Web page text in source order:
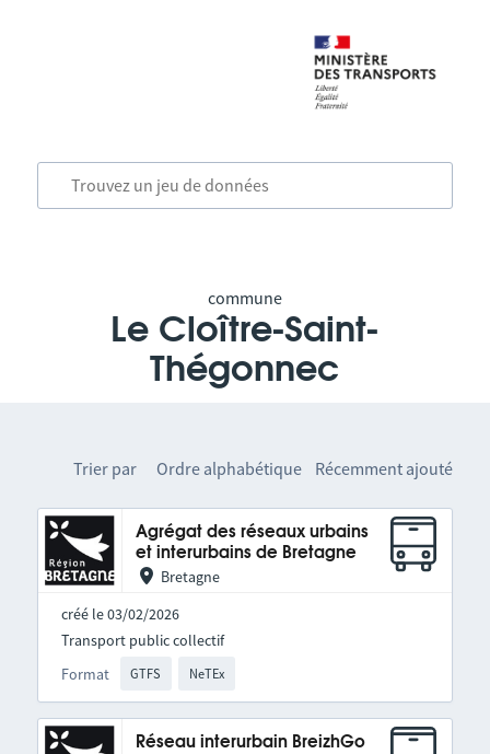
commune
Le Cloître-Saint-
Thégonnec
Trier par Ordre alphabétique Récemment ajouté
Agrégat des réseaux urbains
et interurbains de Bretagne
Bretagne
créé le 03/02/2026
Format GTFS NeTEx
Transport public collectif
Réseau interurbain BreizhGo